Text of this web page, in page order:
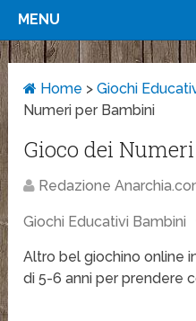
MENU
Home >Giochi
Numeri per Bambini
Gioco dei
Redazione
Giochi Educativi Bambini
Altro bel giochino online
di 5-6 anni per prendere